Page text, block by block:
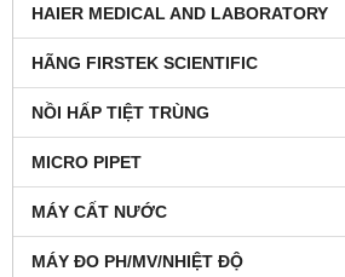
HAIER MEDICAL AND LABORATORY
HÃNG FIRSTEK SCIENTIFIC
NỒI HẤP TIỆT TRÙNG
MICRO PIPET
MÁY CẤT NƯỚC
MÁY ĐO PH/MV/NHIỆT ĐỘ